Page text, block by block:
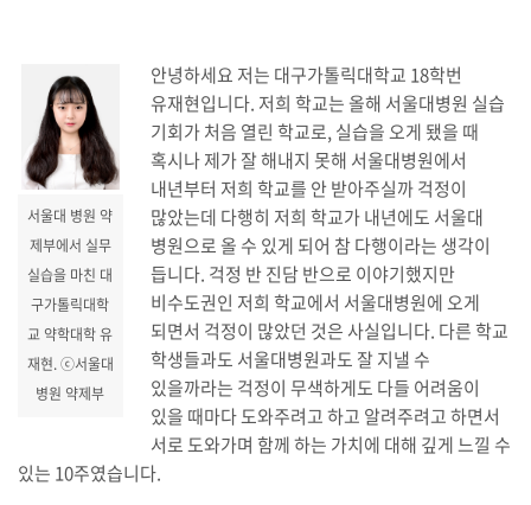
서울대 병원 약
제부에서 실무
실습을 마친 대
구가톨릭대학
교 약학대학 유
재현. ⓒ서울대
병원 약제부
안녕하세요 저는 대구가톨릭대학교 18학번
유재현입니다. 저희 학교는 올해 서울대병원 실습
기회가 처음 열린 학교로, 실습을 오게 됐을 때
혹시나 제가 잘 해내지 못해 서울대병원에서
내년부터 저희 학교를 안 받아주실까 걱정이
많았는데 다행히 저희 학교가 내년에도 서울대
병원으로 올 수 있게 되어 참 다행이라는 생각이
듭니다. 걱정 반 진담 반으로 이야기했지만
비수도권인 저희 학교에서 서울대병원에 오게
되면서 걱정이 많았던 것은 사실입니다. 다른 학교
학생들과도 서울대병원과도 잘 지낼 수
있을까라는 걱정이 무색하게도 다들 어려움이
있을 때마다 도와주려고 하고 알려주려고 하면서
서로 도와가며 함께 하는 가치에 대해 깊게 느낄 수
있는 10주였습니다.